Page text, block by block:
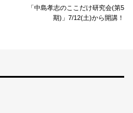
「中島孝志のここだけ研究会(第5
期)」7/12(土)から開講！